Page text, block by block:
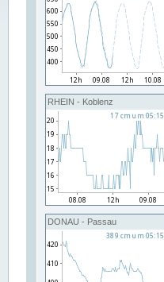
RHEIN - Koblenz
DONAU - Passau